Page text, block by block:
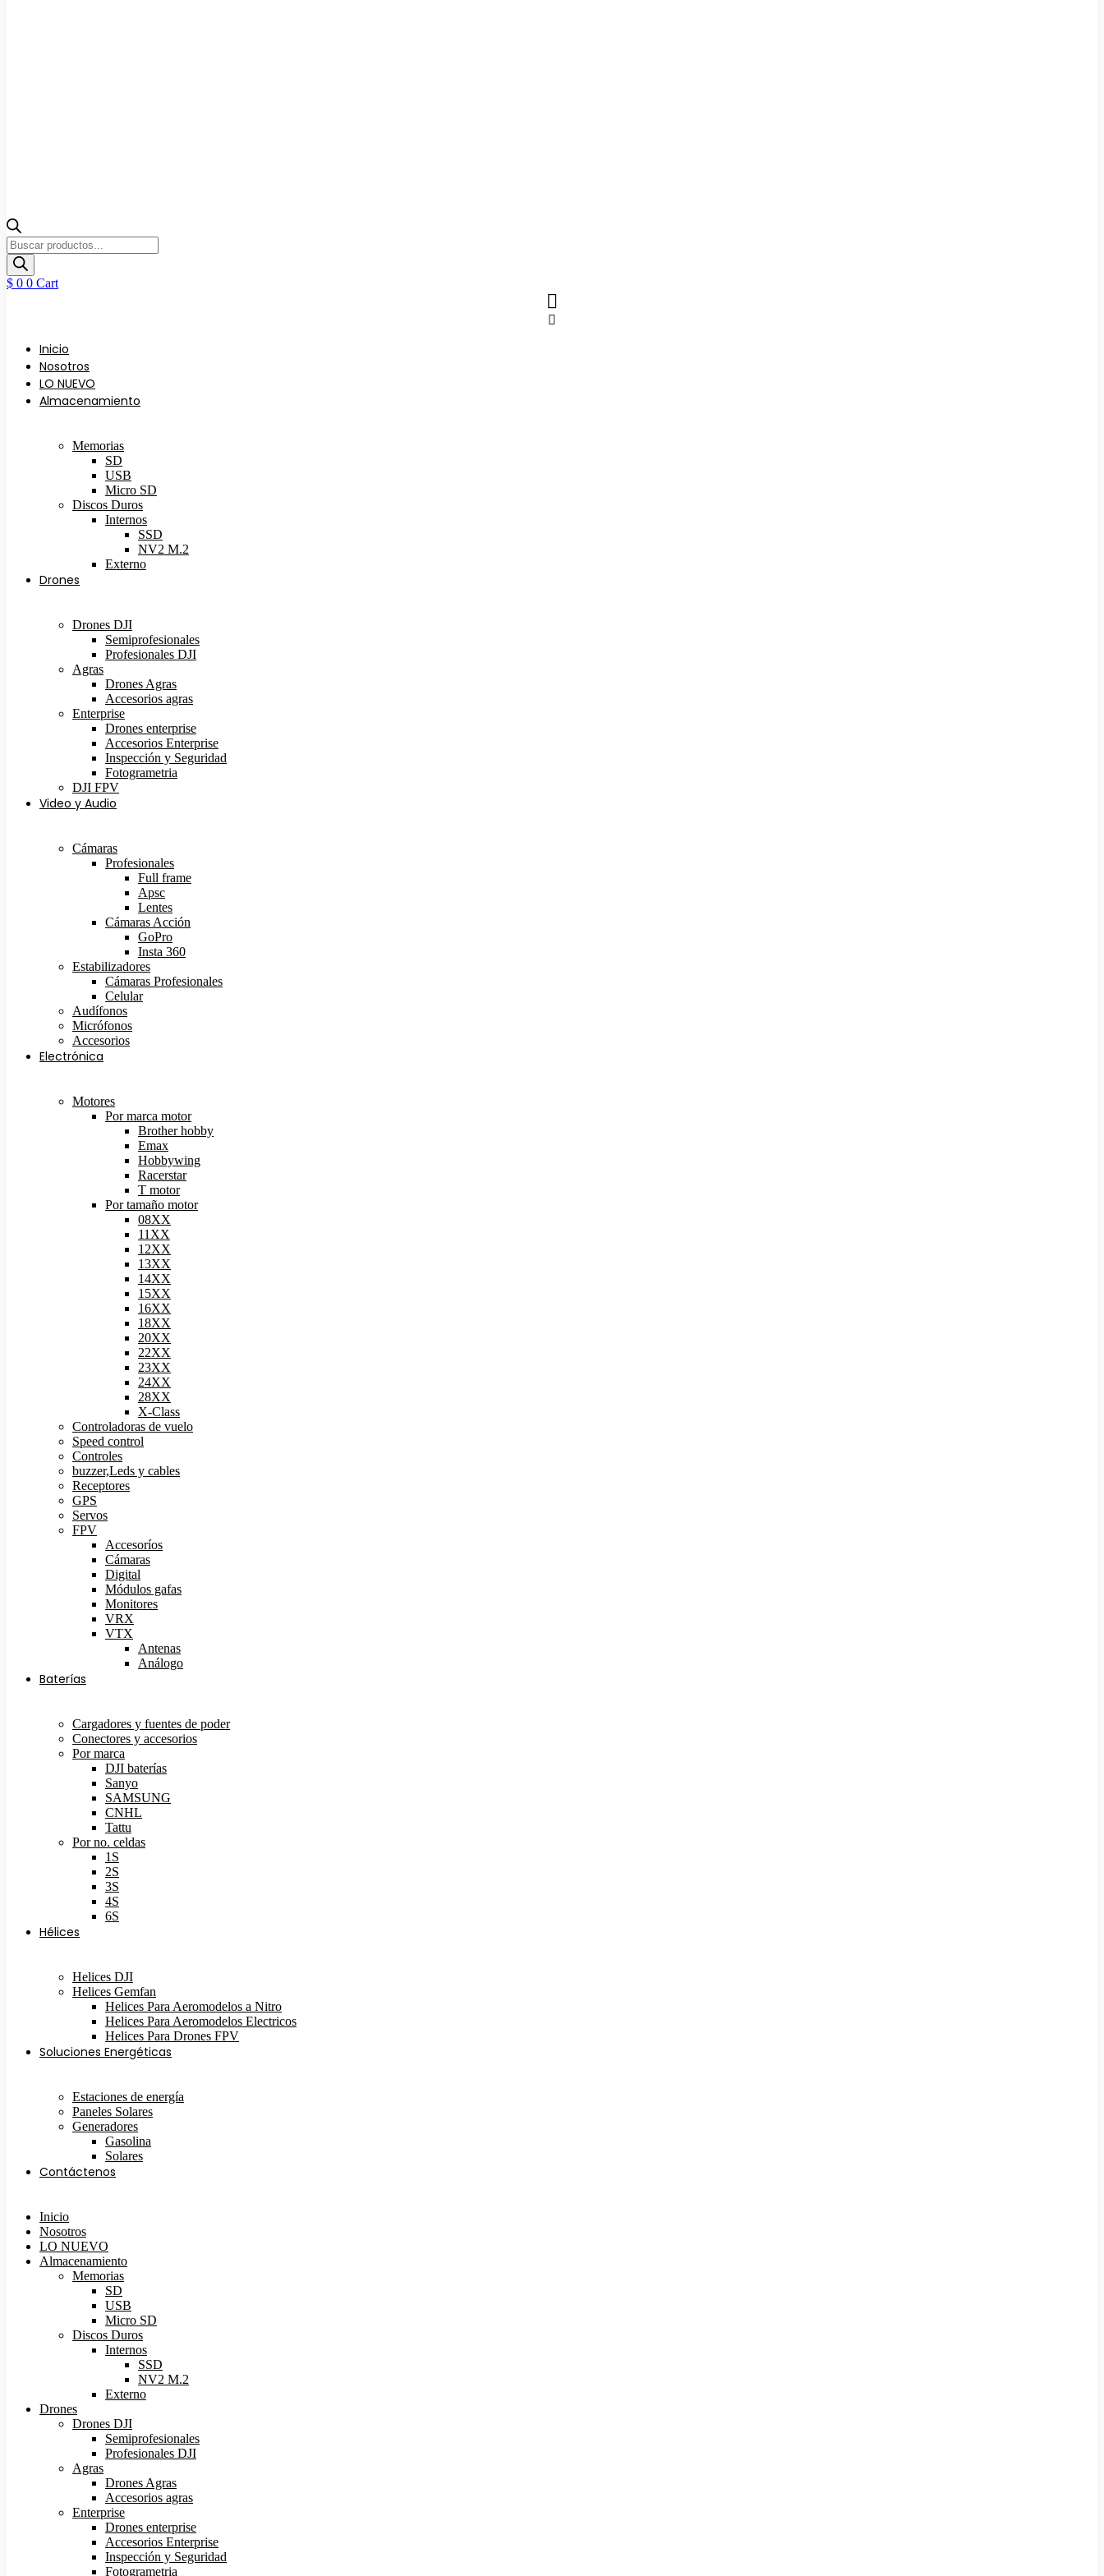
Búsqueda
de
productos
$ 0 0 Cart
Inicio
Nosotros
LO NUEVO
Almacenamiento
Memorias
SD
USB
Micro SD
Discos Duros
Internos
SSD
NV2 M.2
Externo
Drones
Drones DJI
Semiprofesionales
Profesionales DJI
Agras
Drones Agras
Accesorios agras
Enterprise
Drones enterprise
Accesorios Enterprise
Inspección y Seguridad
Fotogrametria
DJI FPV
Video y Audio
Cámaras
Profesionales
Full frame
Apsc
Lentes
Cámaras Acción
GoPro
Insta 360
Estabilizadores
Cámaras Profesionales
Celular
Audífonos
Micrófonos
Accesorios
Electrónica
Motores
Por marca motor
Brother hobby
Emax
Hobbywing
Racerstar
T motor
Por tamaño motor
08XX
11XX
12XX
13XX
14XX
15XX
16XX
18XX
20XX
22XX
23XX
24XX
28XX
X-Class
Controladoras de vuelo
Speed control
Controles
buzzer,Leds y cables
Receptores
GPS
Servos
FPV
Accesoríos
Cámaras
Digital
Módulos gafas
Monitores
VRX
VTX
Antenas
Análogo
Baterías
Cargadores y fuentes de poder
Conectores y accesorios
Por marca
DJI baterías
Sanyo
SAMSUNG
CNHL
Tattu
Por no. celdas
1S
2S
3S
4S
6S
Hélices
Helices DJI
Helices Gemfan
Helices Para Aeromodelos a Nitro
Helices Para Aeromodelos Electricos
Helices Para Drones FPV
Soluciones Energéticas
Estaciones de energía
Paneles Solares
Generadores
Gasolina
Solares
Contáctenos
Inicio
Nosotros
LO NUEVO
Almacenamiento
Memorias
SD
USB
Micro SD
Discos Duros
Internos
SSD
NV2 M.2
Externo
Drones
Drones DJI
Semiprofesionales
Profesionales DJI
Agras
Drones Agras
Accesorios agras
Enterprise
Drones enterprise
Accesorios Enterprise
Inspección y Seguridad
Fotogrametria